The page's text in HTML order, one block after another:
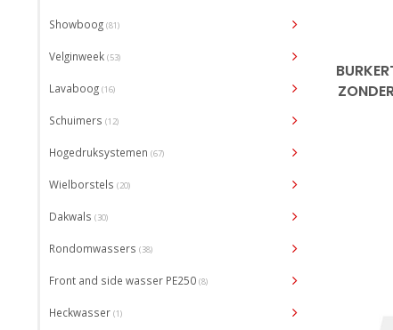
Showboog (81)
Velginweek (53)
Lavaboog (16)
Schuimers (12)
Hogedruksystemen (67)
Wielborstels (20)
Dakwals (30)
Rondomwassers (38)
Front and side wasser PE250 (8)
Heckwasser (1)